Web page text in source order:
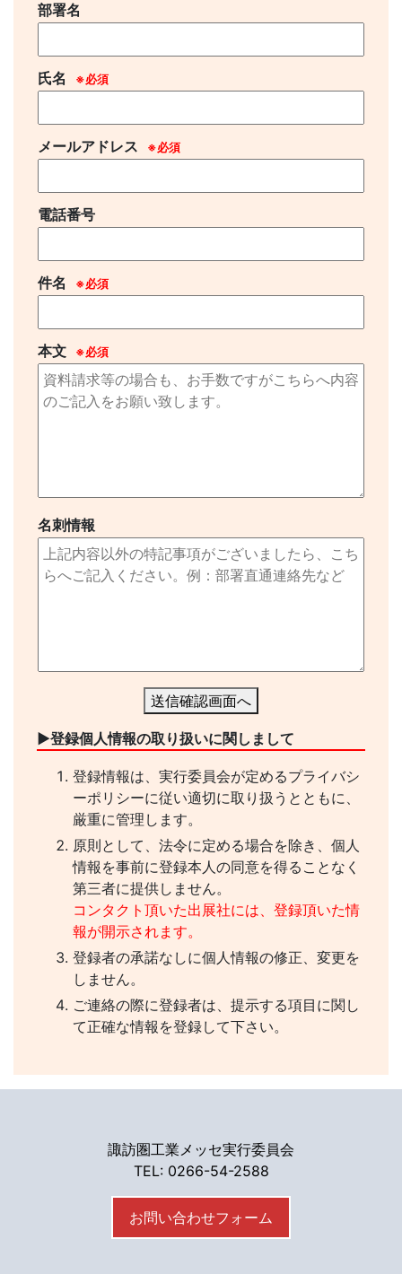
部署名
氏名 ※必須
メールアドレス ※必須
電話番号
件名 ※必須
本文 ※必須
名刺情報
送信確認画面へ
▶︎登録個人情報の取り扱いに関しまして
登録情報は、実行委員会が定めるプライバシ
ーポリシーに従い適切に取り扱うとともに、
厳重に管理します。
原則として、法令に定める場合を除き、個人
情報を事前に登録本人の同意を得ることなく
第三者に提供しません。
コンタクト頂いた出展社には、登録頂いた情
報が開示されます。
登録者の承諾なしに個人情報の修正、変更を
しません。
ご連絡の際に登録者は、提示する項目に関し
て正確な情報を登録して下さい。
諏訪圏工業メッセ実行委員会
TEL: 0266-54-2588
お問い合わせフォーム